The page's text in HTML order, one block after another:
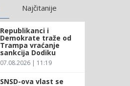
Najčitanije
Republikanci i
Demokrate traže od
Trampa vraćanje
sankcija Dodiku
07.08.2026 | 11:19
SNSD-ova vlast se